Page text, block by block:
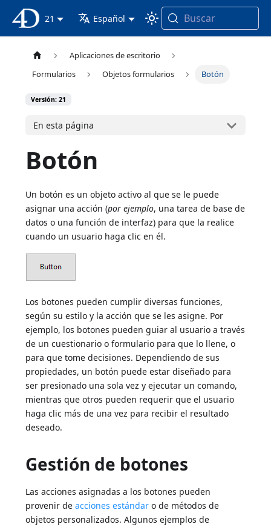
Documentación 4D
21 Español Buscar
Aplicaciones de escritorio
Formularios
Objetos formularios Botón
Versión: 21
En esta página
Botón
Un botón es un objeto activo al que se le puede
asignar una acción (por ejemplo, una tarea de base de
datos o una función de interfaz) para que la realice
cuando un usuario haga clic en él.
Los botones pueden cumplir diversas funciones,
según su estilo y la acción que se les asigne. Por
ejemplo, los botones pueden guiar al usuario a través
de un cuestionario o formulario para que lo llene, o
para que tome decisiones. Dependiendo de sus
propiedades, un botón puede estar diseñado para
ser presionado una sola vez y ejecutar un comando,
mientras que otros pueden requerir que el usuario
haga clic más de una vez para recibir el resultado
deseado.
Gestión de botones
Las acciones asignadas a los botones pueden
provenir deacciones estándar o de métodos de
objetos personalizados. Algunos ejemplos de